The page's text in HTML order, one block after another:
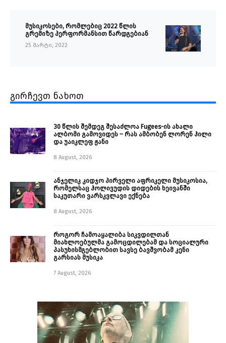
მუსიკოსები, რომლებიც 2022 წლის
გრემიზე პერფორმანსით წარდგებიან
25 მარტი, 2022
გირჩევთ ნახოთ
30 წლის შემდეგ შესაძლოა Fugees-ის ახალი
ალბომი გამოვიდეს – რას ამბობენ ლორენ ჰილი
და უაიკლეფ ჟანი
8 August, 2026
ანჯელიკ კიდჯო პირველი აფრიკელი მუსიკოსია,
რომელსაც ჰოლივუდის დიდების ხეივანში
საკუთარი ვარსკვლავი ექნება
8 August, 2026
როგორ ჩამოაყალიბა სიკვდილთან
მიახლოებულმა გამოცდილებამ და სოციალური
პასუხისმგებლობით სავსე ბავშვობამ კენი
გარსიას მუსიკა
7 August, 2026